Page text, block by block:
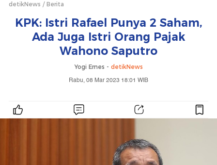
detikNews Berita
KPK: Istri Rafael Punya 2 Saham,
Ada Juga Istri Orang Pajak
Wahono Saputro
Yogi Ernes - detikNews
Rabu, 08 Mar 2023 18:01 WIB